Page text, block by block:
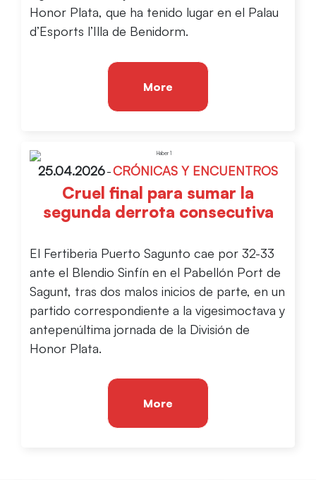
Honor Plata, que ha tenido lugar en el Palau
d’Esports l’Illa de Benidorm.
More
25.04.2026-CRÓNICAS Y ENCUENTROS
Cruel final para sumar la
segunda derrota consecutiva
El Fertiberia Puerto Sagunto cae por 32-33
ante el Blendio Sinfín en el Pabellón Port de
Sagunt, tras dos malos inicios de parte, en un
partido correspondiente a la vigesimoctava y
antepenúltima jornada de la División de
Honor Plata.
More